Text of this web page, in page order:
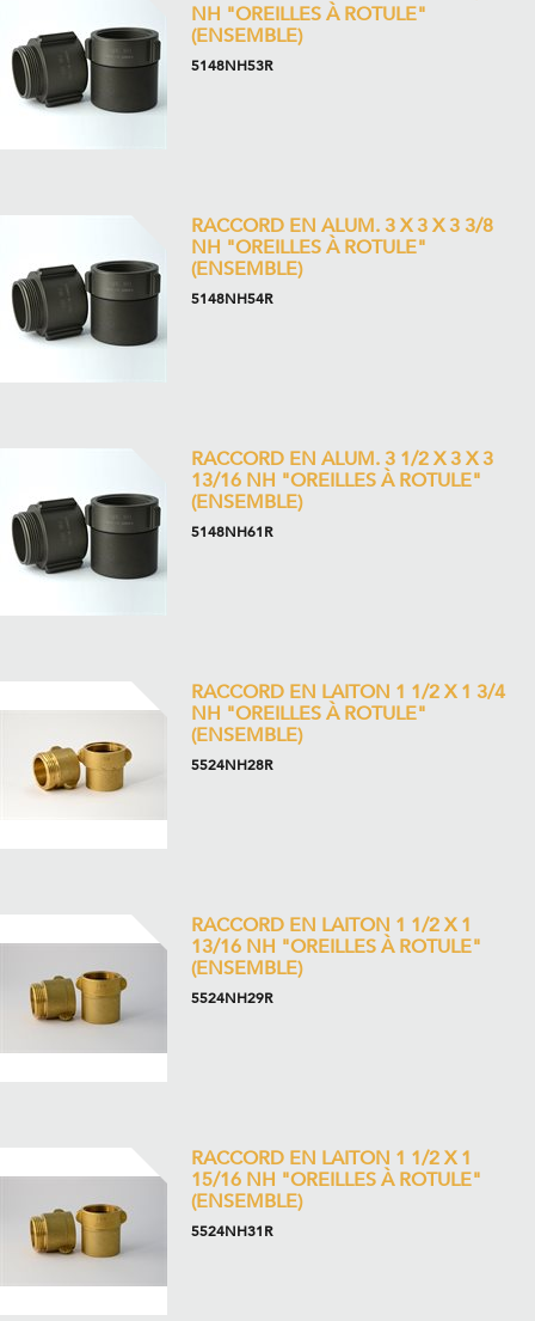
NH "OREILLES À ROTULE"
(ENSEMBLE)
5148NH53R
RACCORD EN ALUM. 3 X 3 X 3 3/8
NH "OREILLES À ROTULE"
(ENSEMBLE)
5148NH54R
RACCORD EN ALUM. 3 1/2 X 3 X 3
13/16 NH "OREILLES À ROTULE"
(ENSEMBLE)
5148NH61R
RACCORD EN LAITON 1 1/2 X 1 3/4
NH "OREILLES À ROTULE"
(ENSEMBLE)
5524NH28R
RACCORD EN LAITON 1 1/2 X 1
13/16 NH "OREILLES À ROTULE"
(ENSEMBLE)
5524NH29R
RACCORD EN LAITON 1 1/2 X 1
15/16 NH "OREILLES À ROTULE"
(ENSEMBLE)
5524NH31R